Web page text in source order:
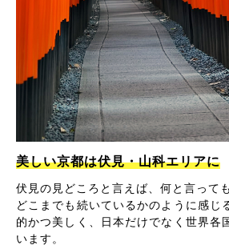
美しい京都は伏見・山科エリアに
伏見の見どころと言えば、何と言って
どこまでも続いているかのように感じ
的かつ美しく、日本だけでなく世界各
います。